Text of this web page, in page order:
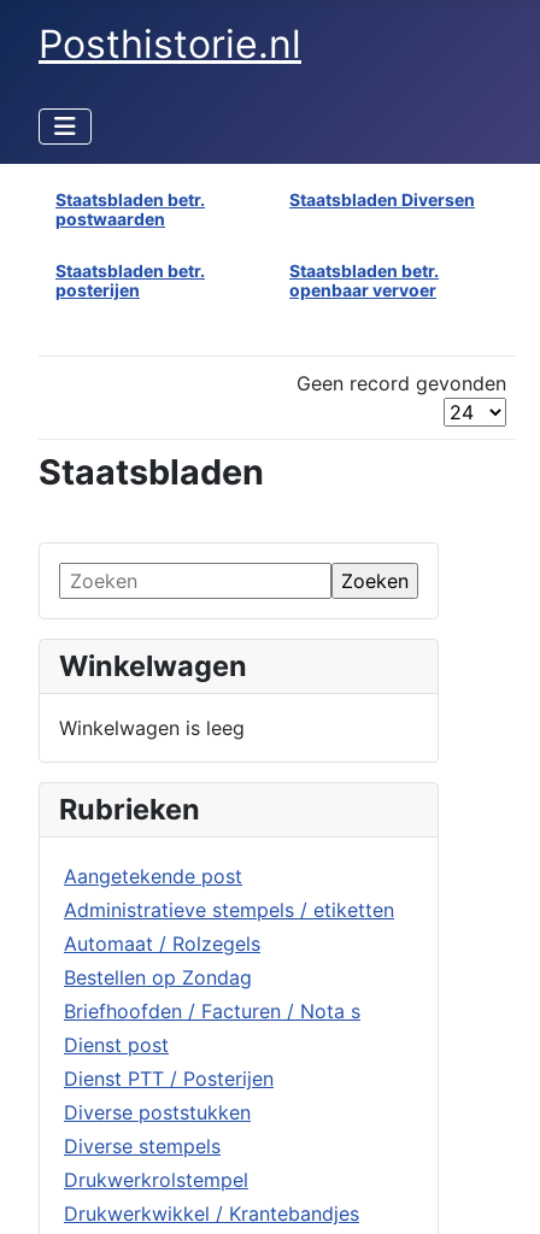
Posthistorie.nl
Winkelwagen
Winkelwagen is leeg
Rubrieken
Aangetekende post
Administratieve stempels / etiketten
Automaat / Rolzegels
Bestellen op Zondag
Briefhoofden / Facturen / Nota s
Dienst post
Dienst PTT / Posterijen
Diverse poststukken
Diverse stempels
Drukwerkrolstempel
Drukwerkwikkel / Krantebandjes
Staatsbladen betr.
postwaarden
Staatsbladen Diversen
Staatsbladen betr.
posterijen
Staatsbladen betr.
openbaar vervoer
Geen record gevonden
Staatsbladen